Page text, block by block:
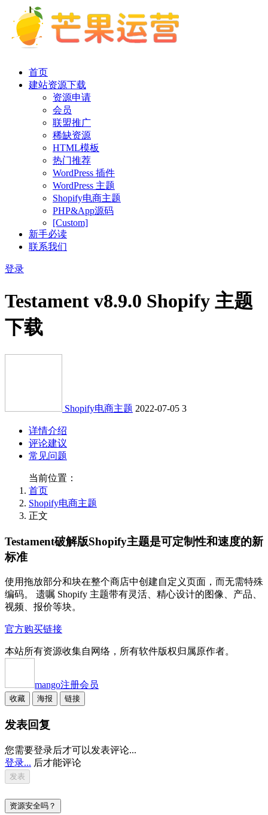
首页
建站资源下载
资源申请
会员
联盟推广
稀缺资源
HTML模板
热门推荐
WordPress 插件
WordPress 主题
Shopify电商主题
PHP&App源码
[Custom]
新手必读
联系我们
登录
Testament v8.9.0 Shopify 主题
下载
Shopify电商主题 2022-07-05 3
详情介绍
评论建议
常见问题
当前位置：
首页
Shopify电商主题
正文
Testament破解版Shopify主题是可定制性和速度的新
标准
使用拖放部分和块在整个商店中创建自定义页面，而无需特殊
编码。 遗嘱 Shopify 主题带有灵活、精心设计的图像、产品、
视频、报价等块。
官方购买链接
本站所有资源收集自网络，所有软件版权归属原作者。
mango注册会员
收藏 海报 链接
发表回复
您需要登录后才可以发表评论...
登录... 后才能评论
资源安全吗？